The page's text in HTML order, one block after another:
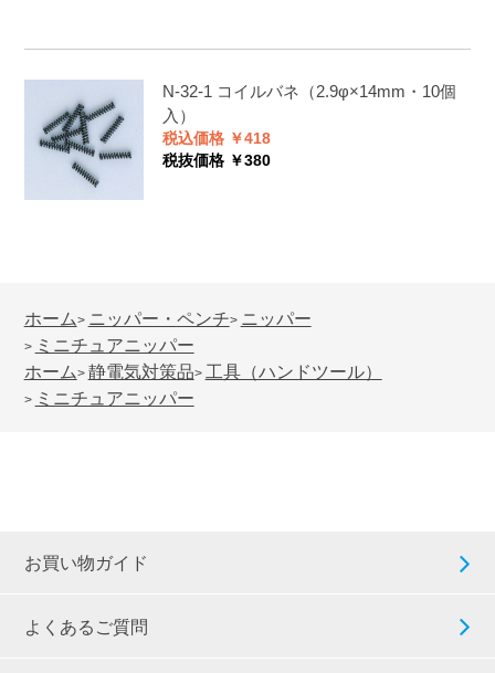
N-32-1 コイルバネ（2.9φ×14mm・10個
入）
税込価格 ￥418
税抜価格 ￥380
ホーム> ニッパー・ペンチ> ニッパー
> ミニチュアニッパー
ホーム> 静電気対策品> 工具（ハンドツール）
> ミニチュアニッパー
お買い物ガイド
よくあるご質問